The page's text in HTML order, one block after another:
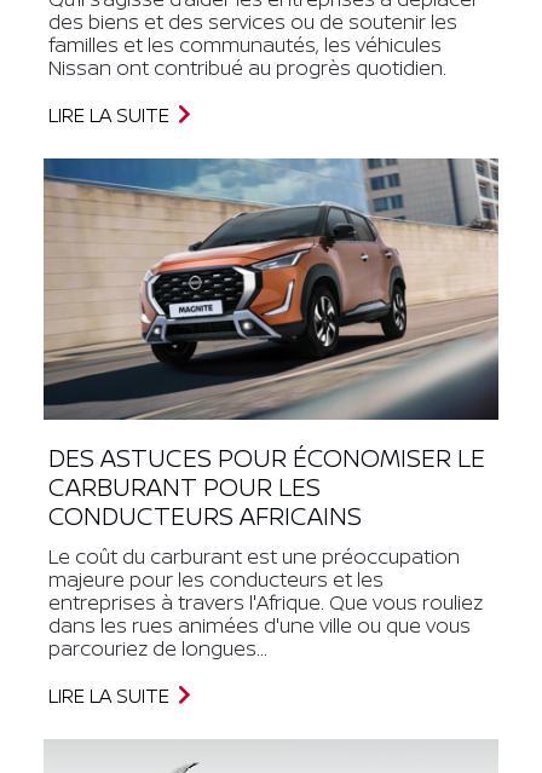
des biens et des services ou de soutenir les
familles et les communautés, les véhicules
Nissan ont contribué au progrès quotidien.
LIRE LA SUITE
DES ASTUCES POUR ÉCONOMISER LE
CARBURANT POUR LES
CONDUCTEURS AFRICAINS
Le coût du carburant est une préoccupation
majeure pour les conducteurs et les
entreprises à travers l'Afrique. Que vous rouliez
dans les rues animées d'une ville ou que vous
parcouriez de longues...
LIRE LA SUITE